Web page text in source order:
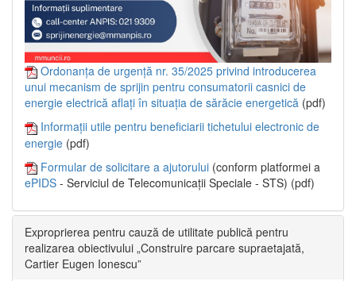
Ordonanța de urgență nr. 35/2025 privind introducerea
unui mecanism de sprijin pentru consumatorii casnici de
energie electrică aflați în situația de sărăcie energetică (pdf)
Informații utile pentru beneficiarii tichetului electronic de
energie (pdf)
Formular de solicitare a ajutorului (conform platformei a
ePIDS - Serviciul de Telecomunicații Speciale - STS) (pdf)
Exproprierea pentru cauză de utilitate publică pentru
realizarea obiectivului „Construire parcare supraetajată,
Cartier Eugen Ionescu”